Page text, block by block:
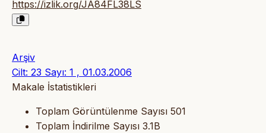
https://izlik.org/JA84FL38LS
Arşiv
Cilt: 23 Sayı: 1 , 01.03.2006
Makale İstatistikleri
Toplam Görüntülenme Sayısı 501
Toplam İndirilme Sayısı 3.1B